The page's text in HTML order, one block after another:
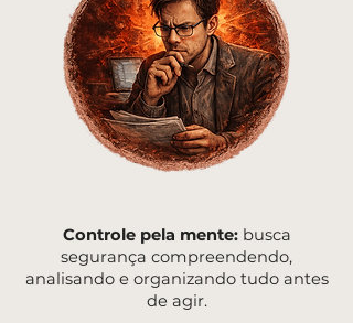
Controle pela mente:busca
segurança compreendendo,
analisando e organizando tudo antes
de agir.